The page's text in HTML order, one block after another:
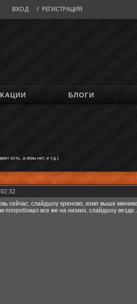
ВХОД / РЕГИСТРАЦИЯ
БЛОГИ
есть, а игры нет, и т.д.)
сейчас, слайдшоу хреново, комп выше
попробовал все же на низких, слайдшоу